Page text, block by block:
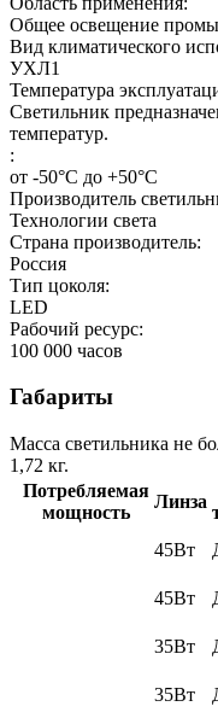
Общее освещение
Вид климатического
УХЛ1
Температура
Светильник
температур.
:
от -50°C до +50°C
Производитель
Технологии света
Страна производитель:
Россия
Тип цоколя:
LED
Рабочий ресурс:
100 000 часов
Габариты
Масса светильника не
1,72 кг.
Потребляемая
мощность
Линза
45Вт
45Вт
35Вт
35Вт